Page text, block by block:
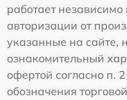
работает
авторизации от
указанные на сайте,
ознакомительный
офертой согласно п.
обозначения